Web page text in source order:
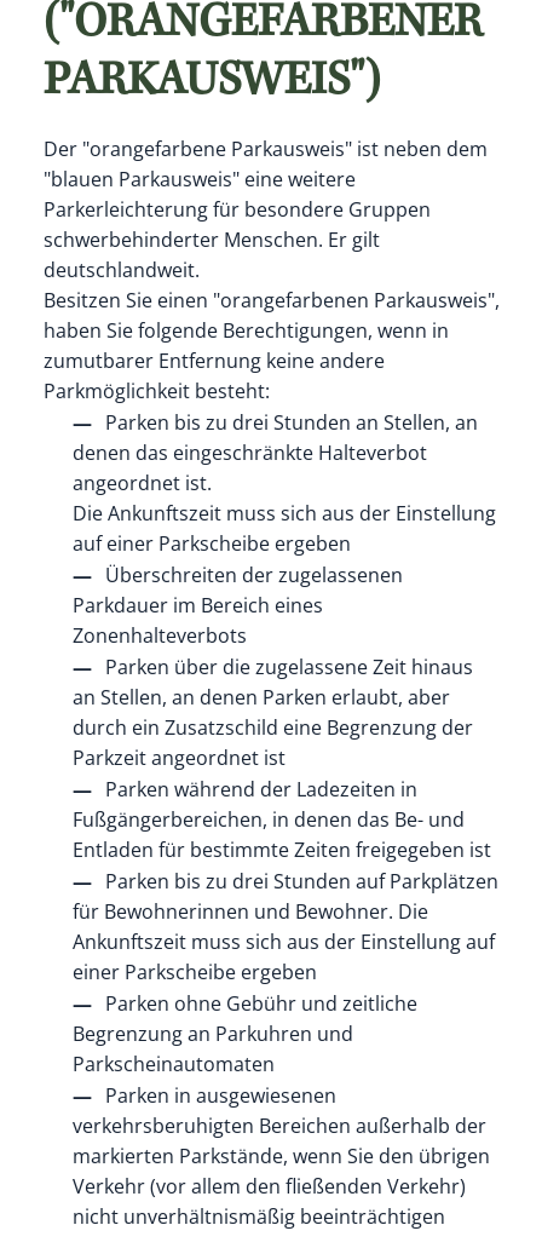
("ORANGEFARBENER
PARKAUSWEIS")
Der "orangefarbene Parkausweis" ist neben dem
"blauen Parkausweis" eine weitere
Parkerleichterung für besondere Gruppen
schwerbehinderter Menschen. Er gilt
deutschlandweit.
Besitzen Sie einen "orangefarbenen Parkausweis",
haben Sie folgende Berechtigungen, wenn in
zumutbarer Entfernung keine andere
Parkmöglichkeit besteht:
Parken bis zu drei Stunden an Stellen, an
denen das eingeschränkte Halteverbot
angeordnet ist.
Die Ankunftszeit muss sich aus der Einstellung
auf einer Parkscheibe ergeben
Überschreiten der zugelassenen
Parkdauer im Bereich eines
Zonenhalteverbots
Parken über die zugelassene Zeit hinaus
an Stellen, an denen Parken erlaubt, aber
durch ein Zusatzschild eine Begrenzung der
Parkzeit angeordnet ist
Parken während der Ladezeiten in
Fußgängerbereichen, in denen das Be- und
Entladen für bestimmte Zeiten freigegeben ist
Parken bis zu drei Stunden auf Parkplätzen
für Bewohnerinnen und Bewohner. Die
Ankunftszeit muss sich aus der Einstellung auf
einer Parkscheibe ergeben
Parken ohne Gebühr und zeitliche
Begrenzung an Parkuhren und
Parkscheinautomaten
Parken in ausgewiesenen
verkehrsberuhigten Bereichen außerhalb der
markierten Parkstände, wenn Sie den übrigen
Verkehr (vor allem den fließenden Verkehr)
nicht unverhältnismäßig beeinträchtigen